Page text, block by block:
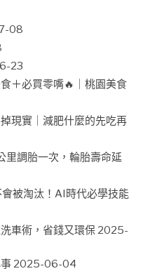
08
23
＋必買零嘴🔥｜桃園美食
現實｜減肥什麼的先吃再
里調胎一次，輪胎壽命延
被淘汰！AI時代必學技能
車術，省錢又環保 2025-
2025-06-04